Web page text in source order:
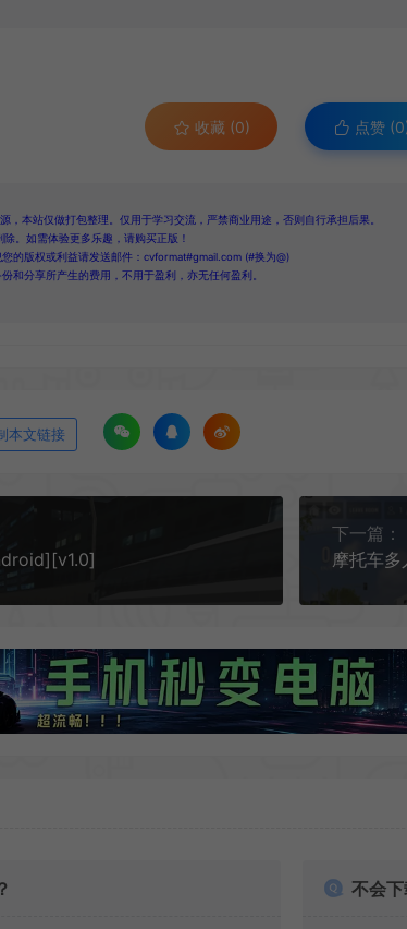
收藏 (0) 点赞 (0
，本站仅做打包整理。仅用于学习交流，严禁商业用途，否则自行承担后果。
。如需体验更多乐趣，请购买正版！
的版权或利益请发送邮件：cvformat#gmail.com (#换为@)
和分享所产生的费用，不用于盈利，亦无任何盈利。
本文链接
下一篇：
摩托车
不会